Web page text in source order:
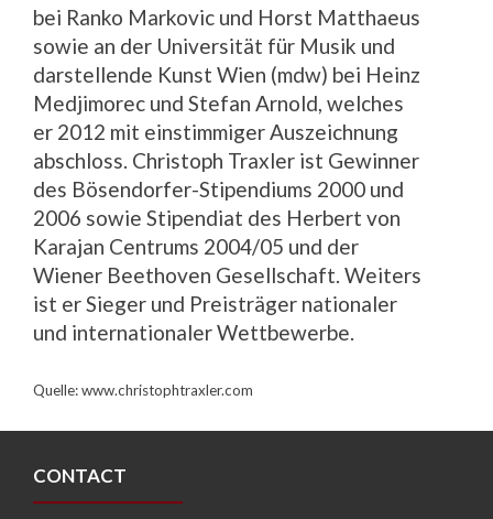
bei Ranko Markovic und Horst Matthaeus
sowie an der Universität für Musik und
darstellende Kunst Wien (mdw) bei Heinz
Medjimorec und Stefan Arnold, welches
er 2012 mit einstimmiger Auszeichnung
abschloss. Christoph Traxler ist Gewinner
des Bösendorfer-Stipendiums 2000 und
2006 sowie Stipendiat des Herbert von
Karajan Centrums 2004/05 und der
Wiener Beethoven Gesellschaft. Weiters
ist er Sieger und Preisträger nationaler
und internationaler Wettbewerbe.
Quelle: www.christophtraxler.com
CONTACT